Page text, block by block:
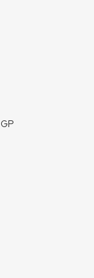
GP